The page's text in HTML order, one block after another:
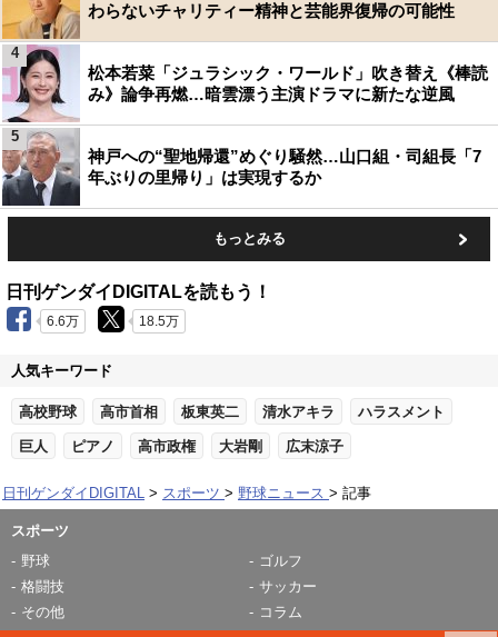
わらないチャリティー精神と芸能界復帰の可能性
松本若菜「ジュラシック・ワールド」吹き替え《棒読
み》論争再燃…暗雲漂う主演ドラマに新たな逆風
4
神戸への“聖地帰還”めぐり騒然…山口組・司組長「7
年ぶりの里帰り」は実現するか
5
もっとみる
日刊ゲンダイDIGITALを読もう！
6.6万 18.5万
人気キーワード
高校野球 高市首相 板東英二 清水アキラ ハラスメント
巨人 ピアノ 高市政権 大岩剛 広末涼子
日刊ゲンダイDIGITAL スポーツ 野球ニュース 記事
スポーツ
野球
ゴルフ
格闘技
サッカー
その他
コラム